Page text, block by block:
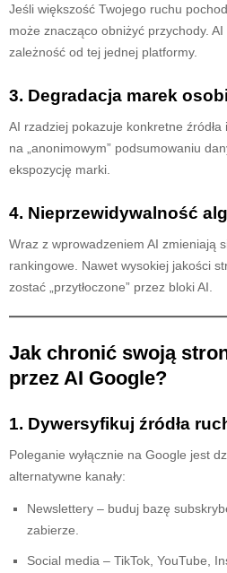
Jeśli większość Twojego ruchu
może znacząco obniżyć przychody.
zależność od tej jednej platformy.
3. Degradacja marek
AI rzadziej pokazuje konkretne
na „anonimowym” podsumowaniu
ekspozycję marki.
4. Nieprzewidywalność
Wraz z wprowadzeniem AI zmieniają
rankingowe. Nawet wysokiej jakości
zostać „przytłoczone” przez bloki AI.
Jak chronić swoją
przez AI Google?
1. Dywersyfikuj źródła
Poleganie wyłącznie na Google jest
alternatywne kanały:
Newslettery – buduj bazę
zabierze.
Social media – TikTok, YouTube,